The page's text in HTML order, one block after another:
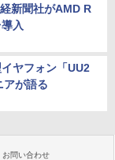
新聞社がAMD R
入
ヤフォン「UU2
アが語る
お問い合わせ